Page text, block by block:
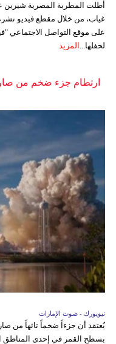
أطلت المطربة المصرية شيرين
غياب، من خلال مقطع فيديو
على موقع التواصل الاجتماعي
لحفلها... المزيد
ارتطام جزء ضخم من
نيويورك - صوت الإمارات
بسطح القمر في إحدى المناطق